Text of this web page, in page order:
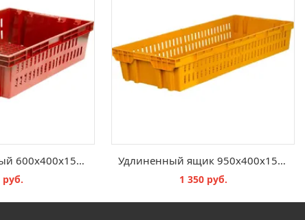
Ящик п/э хлебный 600х400х152,5 красный вес 1,3 кг.
руб.
Удлиненный ящик 950x400x152 для багетов
1 350 руб.